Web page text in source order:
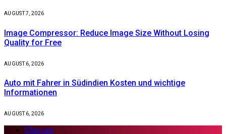
AUGUST 7, 2026
Image Compressor: Reduce Image Size Without Losing
Quality for Free
AUGUST 6, 2026
Auto mit Fahrer in Südindien Kosten und wichtige
Informationen
AUGUST 6, 2026
Über uns